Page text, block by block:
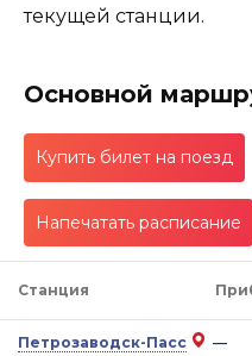
текущей станции.
Основной
Купить билет на поезд
Напечатать расписание
Станция
Петрозаводск-Пасс —